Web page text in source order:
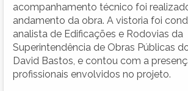
acompanhamento técnico foi
andamento da obra. A vistoria foi
analista de Edificações e Rodovias da
Superintendência de Obras Públicas
David Bastos, e contou com a
profissionais envolvidos no projeto.